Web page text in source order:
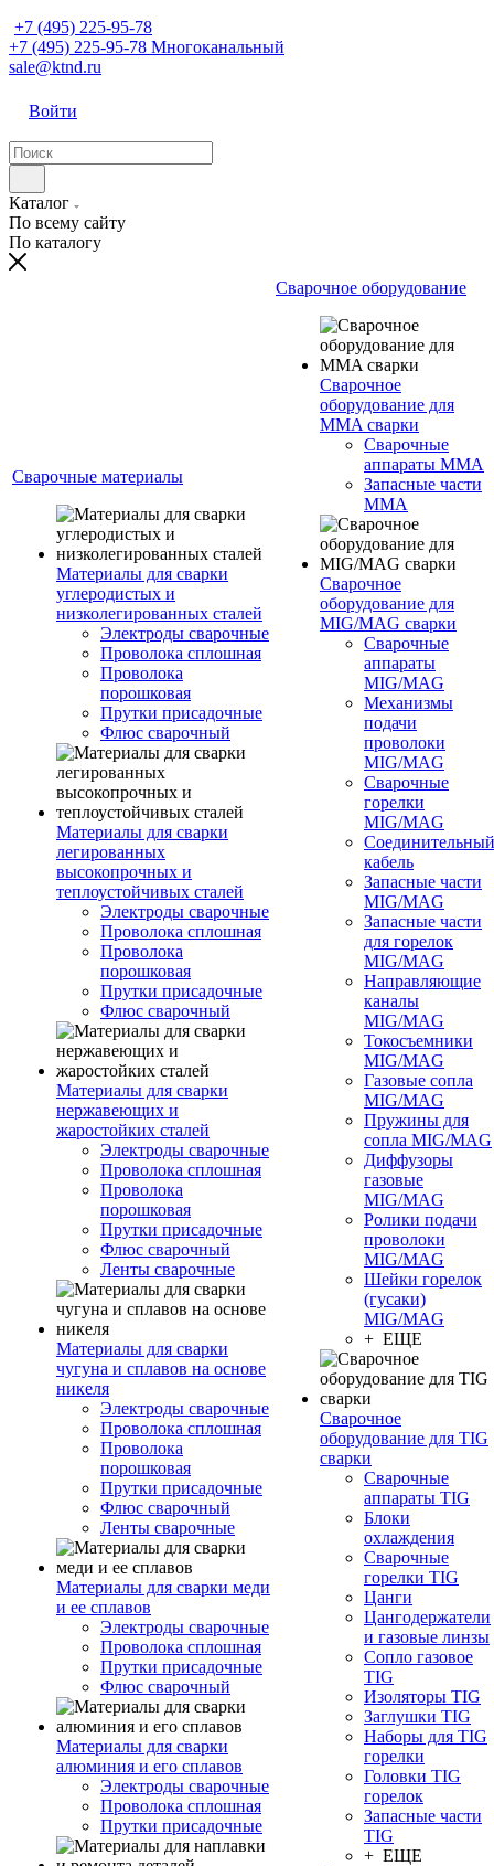
+7 (495) 225-95-78
+7 (495) 225-95-78 Многоканальный
sale@ktnd.ru
Войти
Каталог
По всему сайту
По каталогу
Сварочные материалы
Материалы для сварки
углеродистых и
низколегированных сталей
Электроды сварочные
Проволока сплошная
Проволока
порошковая
Прутки присадочные
Флюс сварочный
Материалы для сварки
легированных
высокопрочных и
теплоустойчивых сталей
Электроды сварочные
Проволока сплошная
Проволока
порошковая
Прутки присадочные
Флюс сварочный
Материалы для сварки
нержавеющих и
жаростойких сталей
Электроды сварочные
Проволока сплошная
Проволока
порошковая
Прутки присадочные
Флюс сварочный
Ленты сварочные
Материалы для сварки
чугуна и сплавов на основе
никеля
Электроды сварочные
Проволока сплошная
Проволока
порошковая
Прутки присадочные
Флюс сварочный
Ленты сварочные
Материалы для сварки меди
и ее сплавов
Электроды сварочные
Проволока сплошная
Прутки присадочные
Флюс сварочный
Материалы для сварки
алюминия и его сплавов
Электроды сварочные
Проволока сплошная
Прутки присадочные
Сварочное оборудование
Сварочное
оборудование для
MMA сварки
Сварочные
аппараты MMA
Запасные части
MMA
Сварочное
оборудование для
MIG/MAG сварки
Сварочные
аппараты
MIG/MAG
Механизмы
подачи
проволоки
MIG/MAG
Сварочные
горелки
MIG/MAG
Соединительный
кабель
Запасные части
MIG/MAG
Запасные части
для горелок
MIG/MAG
Направляющие
каналы
MIG/MAG
Токосъемники
MIG/MAG
Газовые сопла
MIG/MAG
Пружины для
сопла MIG/MAG
Диффузоры
газовые
MIG/MAG
Ролики подачи
проволоки
MIG/MAG
Шейки горелок
(гусаки)
MIG/MAG
+ ЕЩЕ
Сварочное
оборудование для TIG
сварки
Сварочные
аппараты TIG
Блоки
охлаждения
Сварочные
горелки TIG
Цанги
Цангодержатели
и газовые линзы
Сопло газовое
TIG
Изоляторы TIG
Заглушки TIG
Наборы для TIG
горелки
Головки TIG
горелок
Запасные части
TIG
+ ЕЩЕ